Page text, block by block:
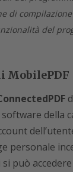
di
del
MobilePDF
della
personale
può